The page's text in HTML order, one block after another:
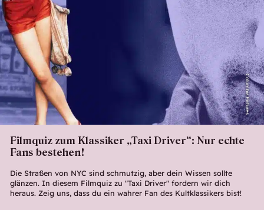
Columbia Pictures
Filmquiz zum Klassiker „Taxi Driver“: Nur echte
Fans bestehen!
Die Straßen von NYC sind schmutzig, aber dein Wissen sollte
glänzen. In diesem Filmquiz zu "Taxi Driver" fordern wir dich
heraus. Zeig uns, dass du ein wahrer Fan des Kultklassikers bist!